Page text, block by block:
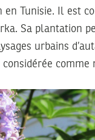
en Tunisie. Il est
Sa plantation
urbains
comme